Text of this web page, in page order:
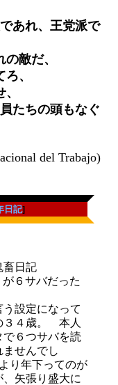
あれ、王党派で
敵だ、
、
たちの頭もなぐ
del Trabajo)
日記]
畜日記
６サバだった
設定になって
３４歳。 本人
６つサバを読
せんでし
り年下ってのが
矢張り盛大に